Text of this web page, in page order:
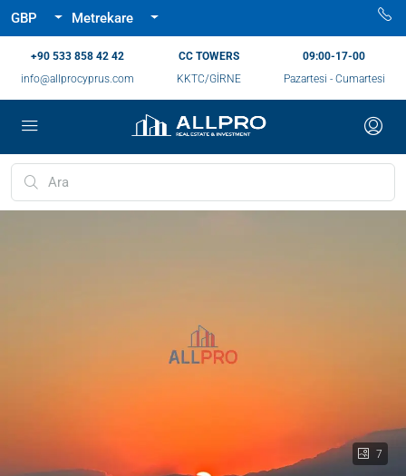
GBP Metrekare
‪+90 533 858 42 42‬
info@allprocyprus.com
CC TOWERS
KKTC/GİRNE
09:00-17-00
Pazartesi - Cumartesi
7